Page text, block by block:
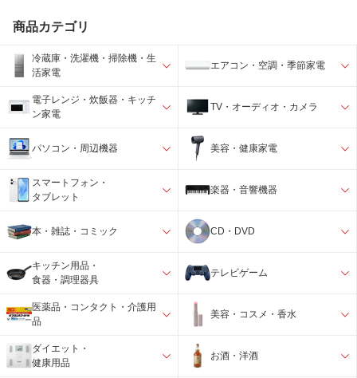
商品カテゴリ
冷蔵庫・洗濯機・掃除機・生
活家電
エアコン・空調・季節家電
電子レンジ・炊飯器・キッチ
ン家電
TV・オーディオ・カメラ
パソコン・周辺機器 美容・健康家電
スマートフォン・
タブレット
楽器・音響機器
本・雑誌・コミック CD・DVD
キッチン用品・
食器・調理器具
テレビゲーム
医薬品・コンタクト・介護用
品
美容・コスメ・香水
ダイエット・
健康用品
お酒・洋酒